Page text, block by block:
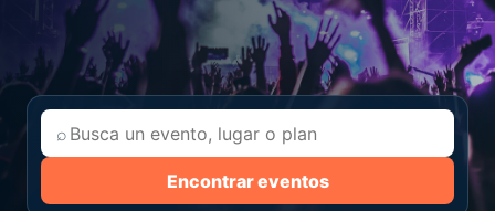
⌕
Encontrar eventos